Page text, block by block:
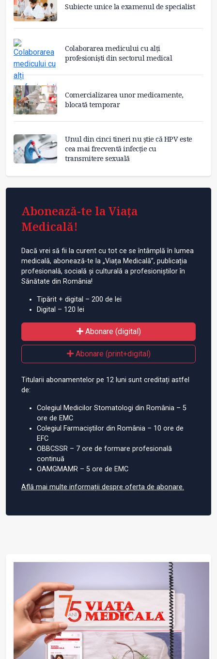
Subiecte unice la examenul de specialist
Colaborarea medicului cu alți
profesioniști din sectorul medical
Comercializarea unor medicamente,
blocată temporar
Unul din cinci tineri nu știe că HPV este
cea mai frecventă infecție cu
transmitere sexuală
Abonează-te la Viața
Medicală!
Dacă vrei să fii la curent cu tot ce se întâmplă în lumea
medicală, abonează-te la „Viața Medicală”, publicația
profesională, socială și culturală a profesioniștilor în
Sănătate din România!
Tipărit + digital – 200 de lei
Digital – 120 lei
Abonare (digital)
Abonare (print+digital)
Titularii abonamentelor pe 12 luni sunt creditați astfel
de:
Colegiul Medicilor Stomatologi din România – 5
ore de EMC
Colegiul Farmaciștilor din România – 10 ore de
EFC
OBBCSSR – 7 ore de formare profesională
continuă
OAMGMAMR – 5 ore de EMC
Află mai multe informații despre oferta de abonare.